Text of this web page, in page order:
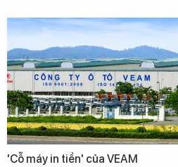
'Cỗ máy in tiền' của VEAM